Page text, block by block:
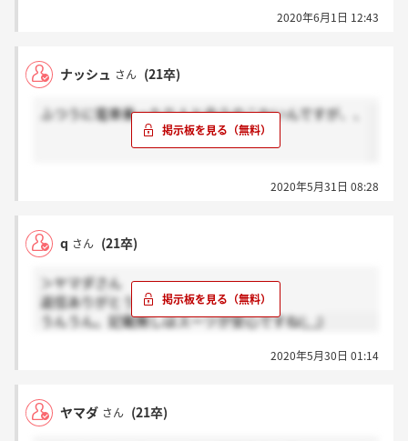
2020年6月1日 12:43
ナッシュ さん (21卒)
ふつうに電車乗ったり人と会うのこわいんですが、、
2020年5月31日 08:28
q さん (21卒)
＞ヤマダさん
返信ありがとうございます。
うんうん。記載無しはスーツが安心ですね(;_;)
2020年5月30日 01:14
ヤマダ さん (21卒)